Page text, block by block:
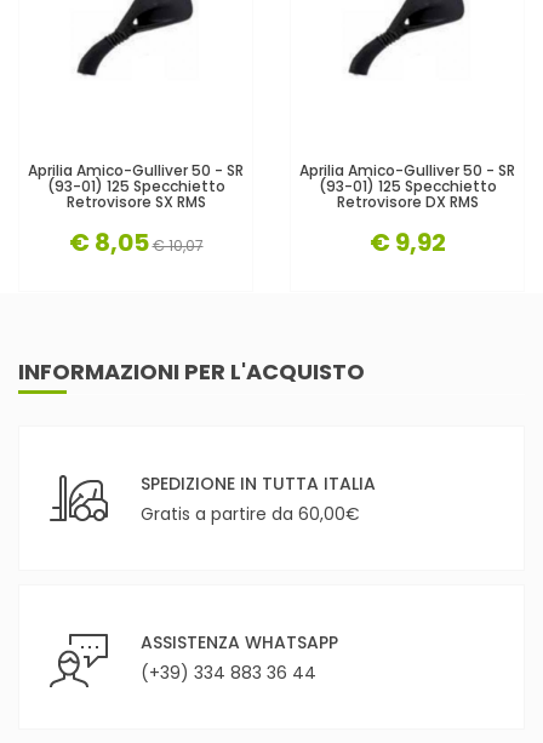
Aprilia Amico-Gulliver 50 - SR
(93-01) 125 Specchietto
Retrovisore SX RMS
€ 8,05€ 10,07
Aprilia Amico-Gulliver 50 - SR
(93-01) 125 Specchietto
Retrovisore DX RMS
€ 9,92
INFORMAZIONI PER L'ACQUISTO
SPEDIZIONE IN TUTTA ITALIA
Gratis a partire da 60,00€
ASSISTENZA WHATSAPP
(+39) 334 883 36 44